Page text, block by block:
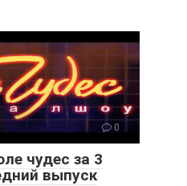
0
чудес за 3
выпуск